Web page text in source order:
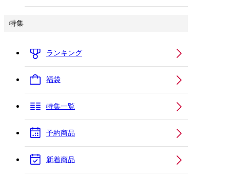
特集
ランキング
福袋
特集一覧
予約商品
新着商品